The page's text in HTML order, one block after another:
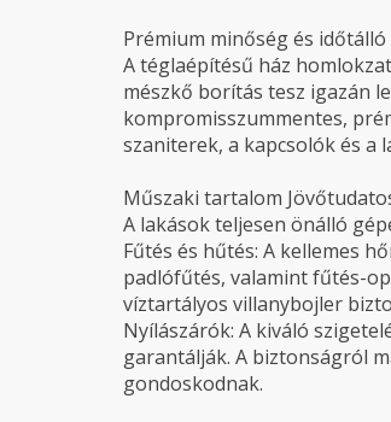
Prémium minőség és
A téglaépítésű ház
mészkő borítás tesz igazán
kompromisszummentes,
szaniterek, a kapcsolók és a
Műszaki tartalom
A lakások teljesen önálló
Fűtés és hűtés: A kellemes
padlófűtés, valamint fűtés-
víztartályos villanybojler
Nyílászárók: A kiváló
garantálják. A biztonságról
gondoskodnak.